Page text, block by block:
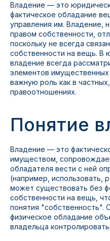
Владение — это
фактическое обладание
управления им. Владение,
правом собственности,
поскольку не всегда
собственности на вещь. В
владение всегда
элементов
важную роль как в
правоотношениях.
Понятие
Владение — это
имуществом,
обладателя вести с ней
(например, использовать,
может существовать без
собственности на вещь,
понятия "собственность".
физическое обладание
владельца